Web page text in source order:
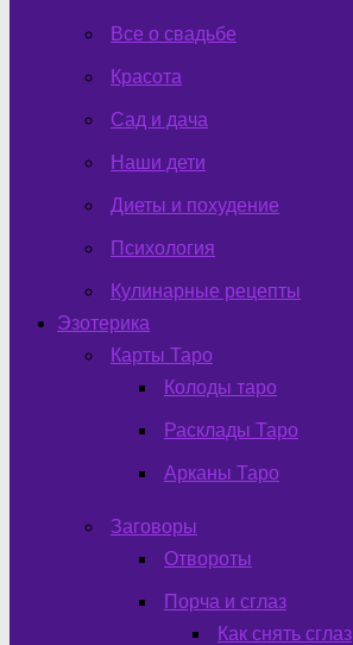
Все о свадьбе
Красота
Сад и дача
Наши дети
Диеты и похудение
Психология
Кулинарные рецепты
Эзотерика
Карты Таро
Колоды таро
Расклады Таро
Арканы Таро
Заговоры
Отвороты
Порча и сглаз
Как снять сглаз